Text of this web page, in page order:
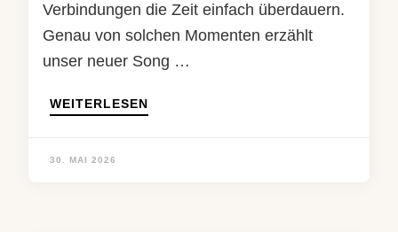
Verbindungen die Zeit einfach überdauern.
Genau von solchen Momenten erzählt
unser neuer Song …
WEITERLESEN
30. MAI 2026